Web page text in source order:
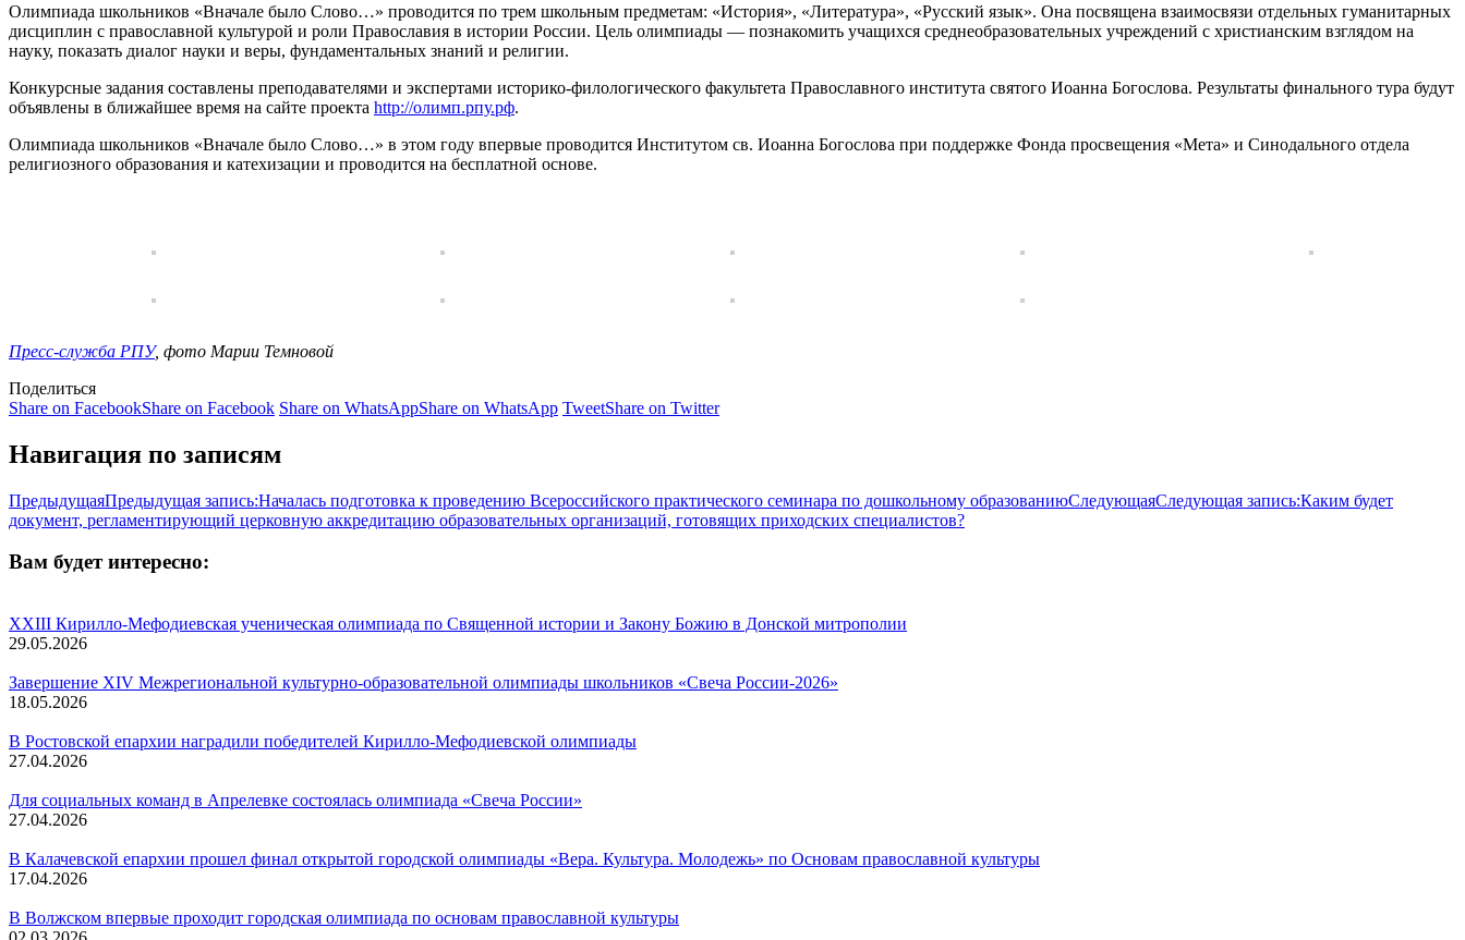
Олимпиада школьников «Вначале было Слово…» проводится по трем школьным предметам: «История», «Литература», «Русский язык». Она посвящена взаимосвязи отдельных гуманитарных
дисциплин с православной культурой и роли Православия в истории России. Цель олимпиады — познакомить учащихся среднеобразовательных учреждений с христианским взглядом на
науку, показать диалог науки и веры, фундаментальных знаний и религии.
Конкурсные задания составлены преподавателями и экспертами историко-филологического факультета Православного института святого Иоанна Богослова. Результаты финального тура будут
объявлены в ближайшее время на сайте проекта http://олимп.рпу.рф.
Олимпиада школьников «Вначале было Слово…» в этом году впервые проводится Институтом св. Иоанна Богослова при поддержке Фонда просвещения «Мета» и Синодального отдела
религиозного образования и катехизации и проводится на бесплатной основе.
Пресс-служба РПУ, фото Марии Темновой
Поделиться
Share on FacebookShare on Facebook Share on WhatsAppShare on WhatsApp TweetShare on Twitter
Навигация по записям
ПредыдущаяПредыдущая запись:Началась подготовка к проведению Всероссийского практического семинара по дошкольному образованиюСледующаяСледующая запись:Каким будет
документ, регламентирующий церковную аккредитацию образовательных организаций, готовящих приходских специалистов?
Вам будет интересно:
XXIII Кирилло-Мефодиевская ученическая олимпиада по Священной истории и Закону Божию в Донской митрополии
29.05.2026
Завершение XIV Межрегиональной культурно-образовательной олимпиады школьников «Свеча России-2026»
18.05.2026
В Ростовской епархии наградили победителей Кирилло-Мефодиевской олимпиады
27.04.2026
Для социальных команд в Апрелевке состоялась олимпиада «Свеча России»
27.04.2026
В Калачевской епархии прошел финал открытой городской олимпиады «Вера. Культура. Молодежь» по Основам православной культуры
17.04.2026
В Волжском впервые проходит городская олимпиада по основам православной культуры